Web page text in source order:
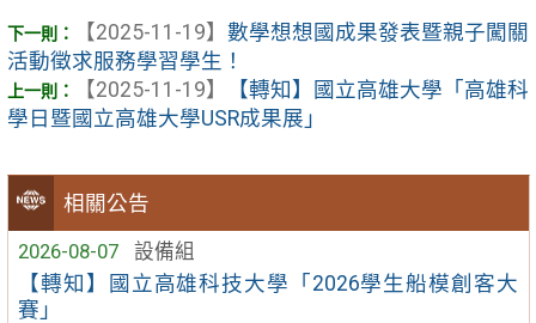
相關公告
2026-08-07
設備組
【轉知】國立高雄科技大學「2026學生船模創客大
賽」
【2025-11-19】 數學想想國成果發表暨親子闖關
活動徵求服務學習學生！
【2025-11-19】
【轉知】國立高雄大學「高雄科
學日暨國立高雄大學USR成果展」